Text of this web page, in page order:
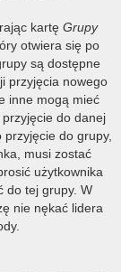
kartę Grupy
otwiera się po
są dostępne
przyjęcia nowego
inne mogą mieć
przyjęcie do danej
do grupy,
musi zostać
użytkownika
do tej grupy. W
nie nękać lidera